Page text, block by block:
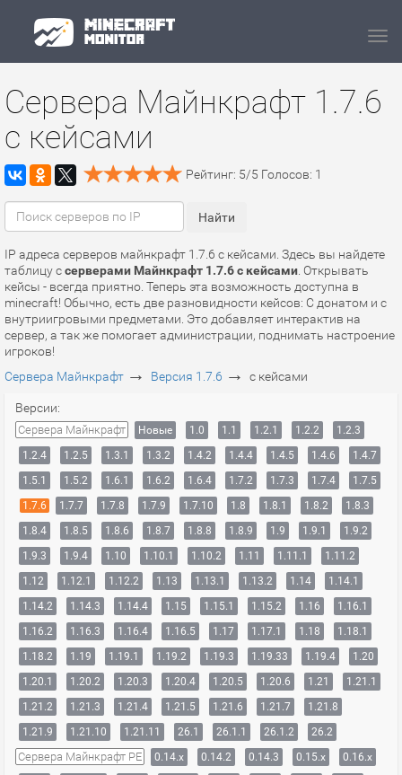
Сервера Майнкрафт 1.7.6
с кейсами
Рейтинг: 5/5 Голосов: 1
IP адреса серверов майнкрафт 1.7.6 с кейсами. Здесь вы найдете
таблицу ссерверами Майнкрафт 1.7.6 с кейсами . Открывать
кейсы - всегда приятно. Теперь эта возможность доступна в
minecraft! Обычно, есть две разновидности кейсов: С донатом и с
внутриигровыми предметами. Это добавляет интерактив на
сервер, а так же помогает администрации, поднимать настроение
игроков!
Сервера Майнкрафт → Версия 1.7.6 → с кейсами
Версии:
Сервера Майнкрафт Новые 1.0 1.1 1.2.1 1.2.2
1.2.3
1.2.4
1.2.5 1.3.1 1.3.2 1.4.2 1.4.4 1.4.5 1.4.6
1.4.7
1.5.1
1.5.2 1.6.1 1.6.2 1.6.4 1.7.2 1.7.3 1.7.4
1.7.5
1.7.6
1.7.7 1.7.8 1.7.9 1.7.10 1.8 1.8.1 1.8.2
1.8.3
1.8.4
1.8.5 1.8.6 1.8.7 1.8.8 1.8.9 1.9 1.9.1
1.9.2
1.9.3
1.9.4 1.10 1.10.1 1.10.2 1.11 1.11.1
1.11.2
1.12
1.12.1 1.12.2 1.13 1.13.1 1.13.2 1.14
1.14.1
1.14.2
1.14.3 1.14.4 1.15 1.15.1 1.15.2 1.16
1.16.1
1.16.2
1.16.3 1.16.4 1.16.5 1.17 1.17.1 1.18
1.18.1
1.18.2
1.19 1.19.1 1.19.2 1.19.3 1.19.33 1.19.4
1.20
1.20.1
1.20.2 1.20.3 1.20.4 1.20.5 1.20.6 1.21
1.21.1
1.21.2
1.21.3 1.21.4 1.21.5 1.21.6 1.21.7
1.21.8
1.21.9
1.21.10 1.21.11 26.1 26.1.1 26.1.2 26.2
Сервера Майнкрафт PE 0.14.x 0.14.2 0.14.3 0.15.x
0.16.x